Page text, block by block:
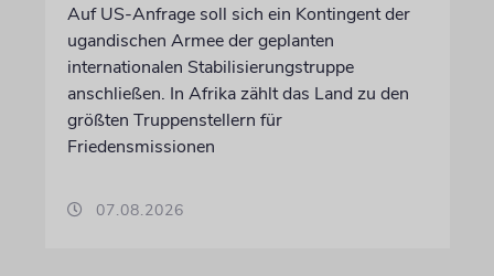
Auf US-Anfrage soll sich ein Kontingent der
ugandischen Armee der geplanten
internationalen Stabilisierungstruppe
anschließen. In Afrika zählt das Land zu den
größten Truppenstellern für
Friedensmissionen
07.08.2026